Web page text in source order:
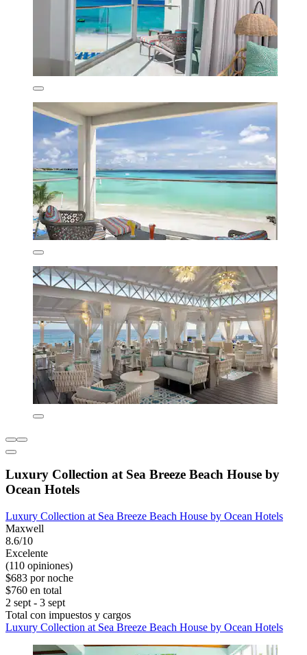
Luxury Collection at Sea Breeze Beach House by
Ocean Hotels
Luxury Collection at Sea Breeze Beach House by Ocean Hotels
Maxwell
8.6/10
Excelente
(110 opiniones)
$683 por noche
$760 en total
2 sept - 3 sept
Total con impuestos y cargos
Luxury Collection at Sea Breeze Beach House by Ocean Hotels